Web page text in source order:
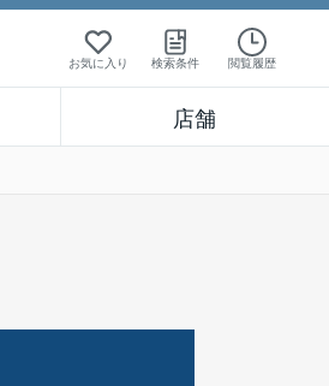
お気に入り 検索条件 閲覧履歴
店舗